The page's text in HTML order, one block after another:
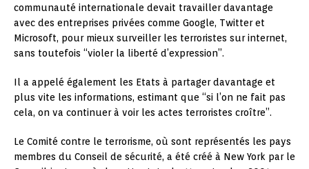
communauté internationale devait travailler davantage
avec des entreprises privées comme Google, Twitter et
Microsoft, pour mieux surveiller les terroristes sur internet,
sans toutefois “violer la liberté d’expression”.
Il a appelé également les Etats à partager davantage et
plus vite les informations, estimant que “si l’on ne fait pas
cela, on va continuer à voir les actes terroristes croître”.
Le Comité contre le terrorisme, où sont représentés les pays
membres du Conseil de sécurité, a été créé à New York par le